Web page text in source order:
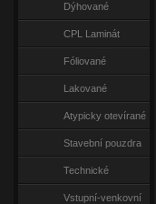
Dýhované
CPL Laminát
Fóliované
Lakované
Atypicky otevírané
Stavební pouzdra
Technické
Vstupní-venkovní